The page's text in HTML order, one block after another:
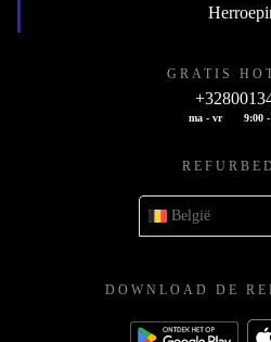
GRATIS
ma - vr 9:00
België
DOWNLOAD DE